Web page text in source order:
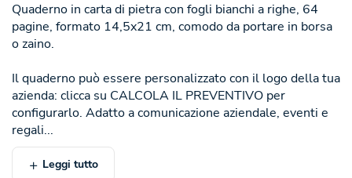
Quaderno in carta di pietra con fogli bianchi a righe, 64
pagine, formato 14,5x21 cm, comodo da portare in borsa
o zaino.
Il quaderno può essere personalizzato con il logo della tua
azienda: clicca su CALCOLA IL PREVENTIVO per
configurarlo. Adatto a comunicazione aziendale, eventi e
regali...
Leggi tutto